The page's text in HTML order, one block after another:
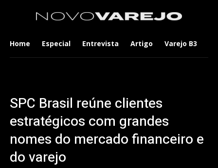
Home Especial Entrevista Artigo Varejo B3
SPC Brasil reúne clientes
estratégicos com grandes
nomes do mercado financeiro e
do varejo